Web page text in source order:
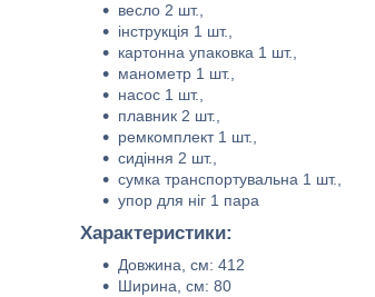
весло 2 шт.,
інструкція 1 шт.,
картонна упаковка 1 шт.,
манометр 1 шт.,
насос 1 шт.,
плавник 2 шт.,
ремкомплект 1 шт.,
сидіння 2 шт.,
сумка транспортувальна 1 шт.,
упор для ніг 1 пара
Характеристики:
Довжина, см: 412
Ширина, см: 80